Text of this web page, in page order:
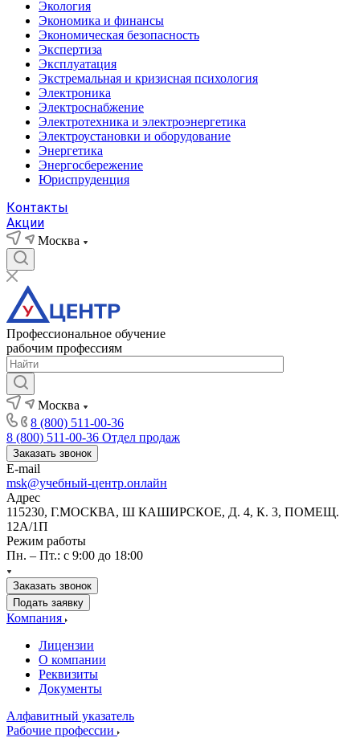
Экология
Экономика и финансы
Экономическая безопасность
Экспертиза
Эксплуатация
Экстремальная и кризисная психология
Электроника
Электроснабжение
Электротехника и электроэнергетика
Электроустановки и оборудование
Энергетика
Энергосбережение
Юриспруденция
Контакты
Акции
Москва
Профессиональное обучение
рабочим профессиям
Москва
8 (800) 511-00-36
8 (800) 511-00-36 Отдел продаж
Заказать звонок
E-mail
msk@учебный-центр.онлайн
Адрес
115230, Г.МОСКВА, Ш КАШИРСКОЕ, Д. 4, К. 3, ПОМЕЩ.
12А/1П
Режим работы
Пн. – Пт.: с 9:00 до 18:00
Заказать звонок
Подать заявку
Компания
Лицензии
О компании
Реквизиты
Документы
Алфавитный указатель
Рабочие профессии